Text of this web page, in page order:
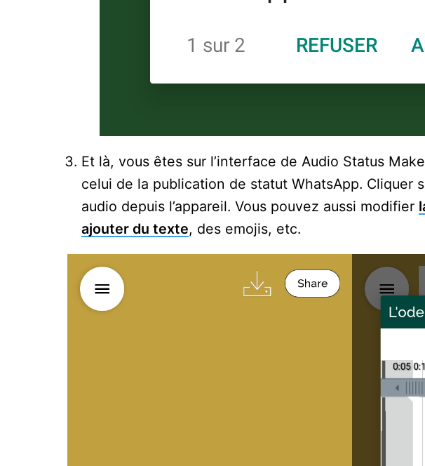
Et là, vous êtes sur l’interface de Audio Status
celui de la publication de statut WhatsApp. Cliquer
audio depuis l’appareil. Vous pouvez aussi modifier
ajouter du texte, des emojis, etc.